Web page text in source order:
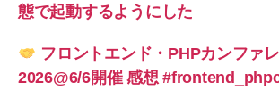
態で起動するようにした
フロントエンド・PHPカンファ
2026@6/6開催 感想